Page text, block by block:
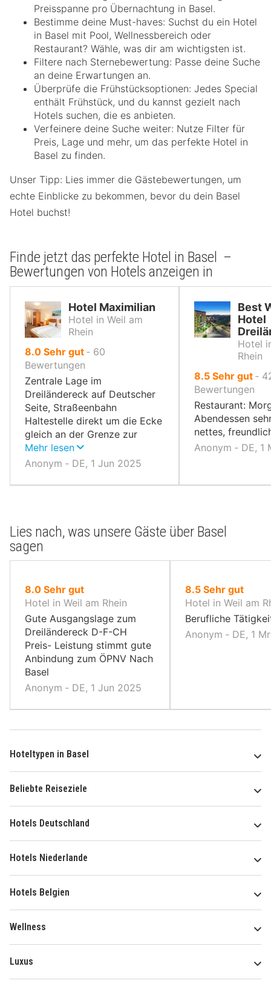
Preisspanne pro Übernachtung in Basel.
Bestimme deine Must-haves: Suchst du ein Hotel
in Basel mit Pool, Wellnessbereich oder
Restaurant? Wähle, was dir am wichtigsten ist.
Filtere nach Sternebewertung: Passe deine Suche
an deine Erwartungen an.
Überprüfe die Frühstücksoptionen: Jedes Special
enthält Frühstück, und du kannst gezielt nach
Hotels suchen, die es anbieten.
Verfeinere deine Suche weiter: Nutze Filter für
Preis, Lage und mehr, um das perfekte Hotel in
Basel zu finden.
Unser Tipp: Lies immer die Gästebewertungen, um
echte Einblicke zu bekommen, bevor du dein Basel
Hotel buchst!
Finde jetzt das perfekte Hotel in Basel –
Bewertungen von Hotels anzeigen in
Hotel Maximilian
Hotel in Weil am
Rhein
8.0von
10,
Sehr gut ‐ 60
Bewertungen
Zentrale Lage im
Dreiländereck auf Deutscher
Seite, Straßeenbahn
Haltestelle direkt um die Ecke
gleich an der Grenze zur
Baslerstadtgrenze.
Mehr lesen
Anonym ‐ DE, 1 Jun 2025
Best
Hotel
Hotel
Rhein
8.5von
10,
Sehr gut ‐
Bewertungen
Restaurant:
Abendessen
nettes,
Anonym ‐ DE, 1
Lies nach, was unsere Gäste über Basel
sagen
8.0von
10,
Sehr gut
Hotel in Weil am Rhein
Gute Ausgangslage zum
Dreiländereck D-F-CH
Preis- Leistung stimmt gute
Anbindung zum ÖPNV Nach
Basel
Anonym ‐ DE, 1 Jun 2025
8.5von
10,
Sehr gut
Hotel in Weil am
Berufliche
Anonym ‐ DE, 1
Hoteltypen in Basel
Beliebte Reiseziele
Hotels Deutschland
Hotels Niederlande
Hotels Belgien
Wellness
Luxus